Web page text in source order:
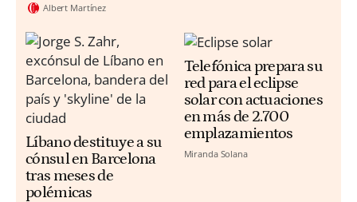
Albert Martínez
Líbano destituye a su
cónsul en Barcelona
tras meses de
polémicas
Telefónica prepara su
red para el eclipse
solar con actuaciones
en más de 2.700
emplazamientos
Miranda Solana